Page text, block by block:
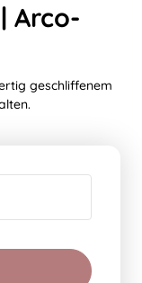
Arco-
geschliffenem